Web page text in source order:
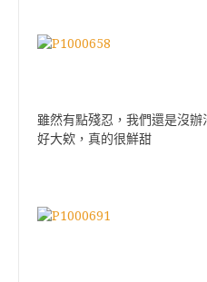
雖然有點殘忍，我們還是沒
好大欸，真的很鮮甜